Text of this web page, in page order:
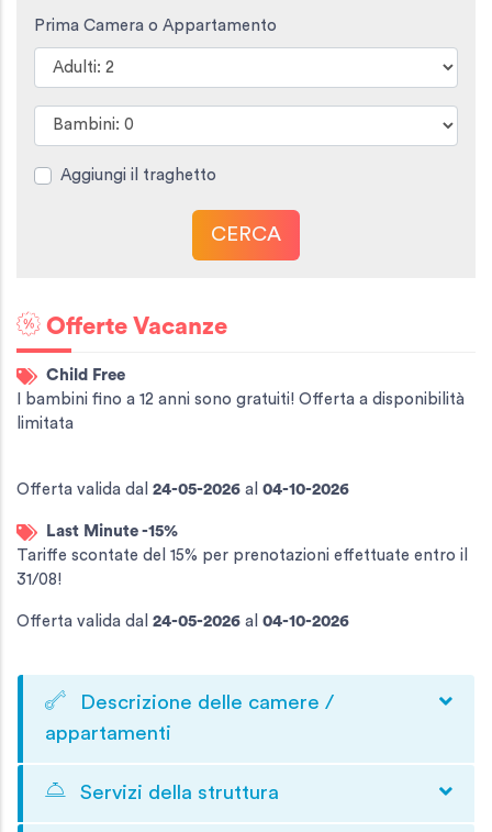
Prima Camera o Appartamento
Aggiungi il traghetto
CERCA
Offerte Vacanze
Child Free
I bambini fino a 12 anni sono gratuiti! Offerta a disponibilità
limitata
Offerta valida dal 24-05-2026 al 04-10-2026
Last Minute -15%
Tariffe scontate del 15% per prenotazioni effettuate entro il
31/08!
Offerta valida dal 24-05-2026 al 04-10-2026
Descrizione delle camere /
appartamenti
Servizi della struttura